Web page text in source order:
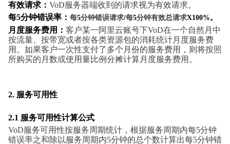
有效请求： VoD服务器端收到的请求视为有效请求。
每5分钟错误率： 每5分钟错误请求/每5分钟有效总请求X100%。
月度服务费用： 客户某一阿里云账号下VoD在一个自然月中
按流量、按带宽或者按各类资源包的消耗统计月度服务费
用。如果客户一次性支付了多个月份的服务费用，则将按照
所购买的月数或使用量比例分摊计算月度服务费用。
2. 服务可用性
2.1 服务可用性计算公式
VoD服务可用性按服务周期统计，根据服务周期内每5分钟
错误率之和除以服务周期内5分钟的总个数计算出每5分钟错